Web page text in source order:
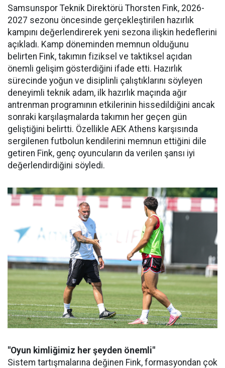
Samsunspor Teknik Direktörü Thorsten Fink, 2026-
2027 sezonu öncesinde gerçekleştirilen hazırlık
kampını değerlendirerek yeni sezona ilişkin hedeflerini
açıkladı. Kamp döneminden memnun olduğunu
belirten Fink, takımın fiziksel ve taktiksel açıdan
önemli gelişim gösterdiğini ifade etti. Hazırlık
sürecinde yoğun ve disiplinli çalıştıklarını söyleyen
deneyimli teknik adam, ilk hazırlık maçında ağır
antrenman programının etkilerinin hissedildiğini ancak
sonraki karşılaşmalarda takımın her geçen gün
geliştiğini belirtti. Özellikle AEK Athens karşısında
sergilenen futbolun kendilerini memnun ettiğini dile
getiren Fink, genç oyuncuların da verilen şansı iyi
değerlendirdiğini söyledi.
"Oyun kimliğimiz her şeyden önemli"
Sistem tartışmalarına değinen Fink, formasyondan çok